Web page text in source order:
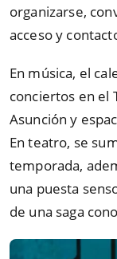
organizarse,
acceso y
En música, el
conciertos en el
Asunción y
En teatro, se
temporada,
una puesta
de una saga